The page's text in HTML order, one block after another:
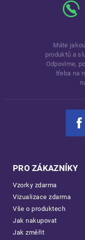
Máte
produktů a
Odpovíme,
třeba na
PRO ZÁKAZNÍKY
Vzorky zdarma
Vizualizace zdarma
Vše o produktech
Jak nakupovat
Jak změřit